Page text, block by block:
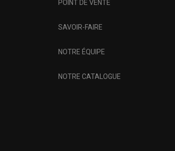
POINT DE VENTE
SAVOIR-FAIRE
NOTRE ÉQUIPE
NOTRE CATALOGUE